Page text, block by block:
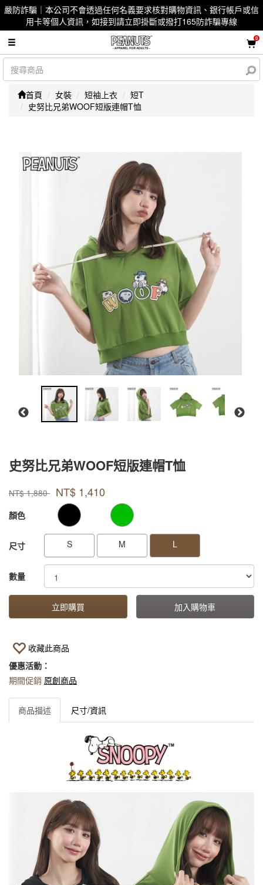
嚴防詐騙｜本公司不會透過任何名義要求核對購物資訊、銀行帳戶或信
用卡等個人資訊，如接到請立即掛斷或撥打165防詐騙專線
0
首頁 女裝 短袖上衣
短T
史努比兄弟WOOF短版連帽T恤
史努比兄弟WOOF短版連帽T恤
PUIAC002
PUIAC002
Peanuts
NT$1,880 NT$ 1,410
GOODS000000000000000941447
顏色
尺寸 S M L
數量
立即購買 加入購物車
收藏此商品
優惠活動：
期間促銷 原創商品
商品描述 尺寸/資訊